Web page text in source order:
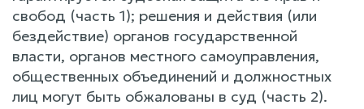
свобод (часть 1); решения и действия (или
бездействие) органов государственной
власти, органов местного самоуправления,
общественных объединений и должностных
лиц могут быть обжалованы в суд (часть 2).